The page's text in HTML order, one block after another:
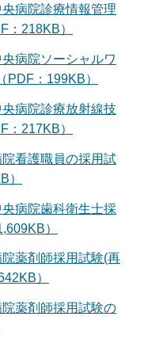
病院診療情報管理
：218KB）
病院ソーシャルワ
PDF：199KB）
病院診療放射線技
：217KB）
看護職員の採用試
）
病院歯科衛生士採
）
薬剤師採用試験(再
）
薬剤師採用試験の